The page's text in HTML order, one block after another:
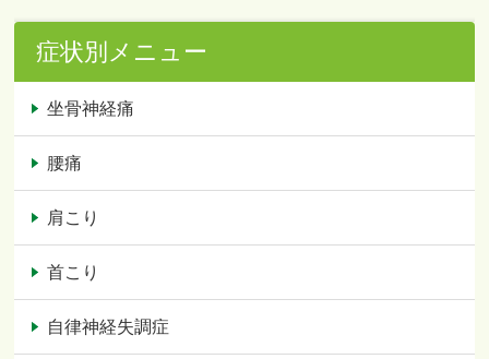
症状別メニュー
坐骨神経痛
腰痛
肩こり
首こり
自律神経失調症